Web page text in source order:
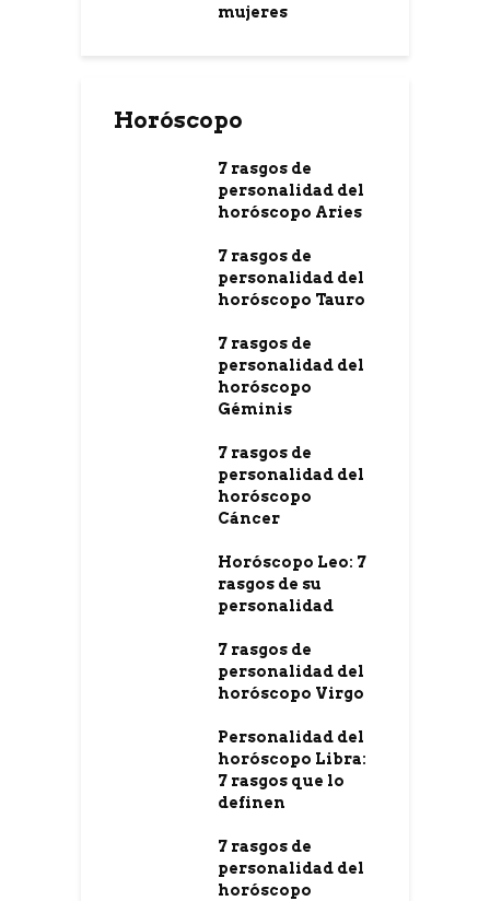
mujeres
Horóscopo
7 rasgos de
personalidad del
horóscopo Aries
7 rasgos de
personalidad del
horóscopo Tauro
7 rasgos de
personalidad del
horóscopo
Géminis
7 rasgos de
personalidad del
horóscopo
Cáncer
Horóscopo Leo: 7
rasgos de su
personalidad
7 rasgos de
personalidad del
horóscopo Virgo
Personalidad del
horóscopo Libra:
7 rasgos que lo
definen
7 rasgos de
personalidad del
horóscopo